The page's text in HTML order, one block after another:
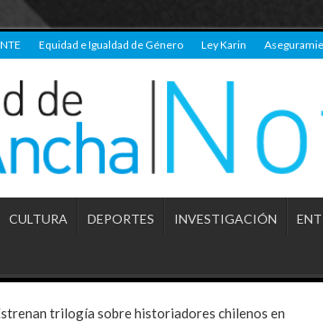
Equidad e Igualdad de Género Ley Karin
CULTURA DEPORTES INVESTIGACIÓN
trilogía sobre historiadores chilenos en